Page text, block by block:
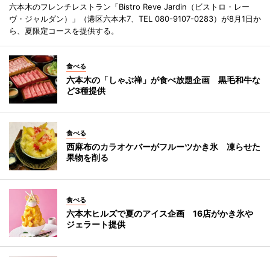
六本木のフレンチレストラン「Bistro Reve Jardin（ビストロ・レー
ヴ・ジャルダン）」（港区六本木7、TEL 080-9107-0283）が8月1日か
ら、夏限定コースを提供する。
食べる
六本木の「しゃぶ禅」が食べ放題企画 黒毛和牛な
ど3種提供
食べる
西麻布のカラオケバーがフルーツかき氷 凍らせた
果物を削る
食べる
六本木ヒルズで夏のアイス企画 16店がかき氷や
ジェラート提供